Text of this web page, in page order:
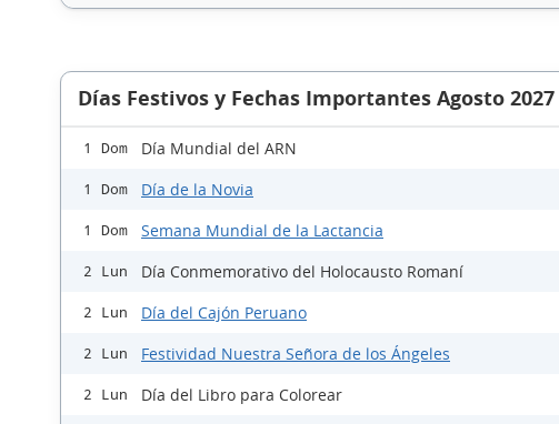
Días Festivos y Fechas Importantes Agosto 2027
1 Dom Día Mundial del ARN
1 Dom Día de la Novia
1 Dom Semana Mundial de la Lactancia
2 Lun Día Conmemorativo del Holocausto Romaní
2 Lun Día del Cajón Peruano
2 Lun Festividad Nuestra Señora de los Ángeles
2 Lun Día del Libro para Colorear